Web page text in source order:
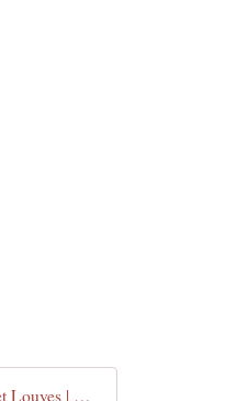
Entre Chiens et Louves | CIRQUE LE ROUX - Théâtre d'Orléans